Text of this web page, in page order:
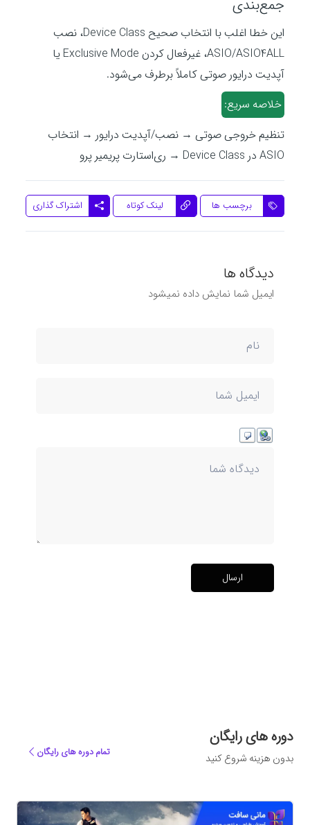
جمع‌بندی
این خطا اغلب با انتخاب صحیح Device Class، نصب
ASIO/ASIO4ALL، غیرفعال کردن Exclusive Mode یا
آپدیت درایور صوتی کاملاً برطرف می‌شود.
خلاصه سریع:
تنظیم خروجی صوتی → نصب/آپدیت درایور → انتخاب
ASIO در Device Class → ری‌استارت پریمیر پرو
برچسب ها لینک کوتاه اشتراک گذاری
دیدگاه ها
ایمیل شما نمایش داده نمیشود
ارسال
دوره های رایگان
بدون هزینه شروع کنید تمام دوره های رایگان